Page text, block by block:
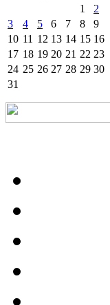
1
2
3
4 5 6 7 8
9
10 11 12 13 14 15 16
17 18 19 20 21 22 23
24 25 26 27 28 29 30
31